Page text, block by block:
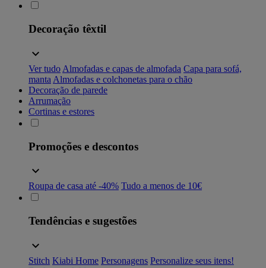
Decoração têxtil
Ver tudo Almofadas e capas de almofada Capa para sofá,
manta Almofadas e colchonetas para o chão
Decoração de parede
Arrumação
Cortinas e estores
Promoções e descontos
Roupa de casa até -40% Tudo a menos de 10€
Tendências e sugestões
Stitch Kiabi Home Personagens Personalize seus itens!